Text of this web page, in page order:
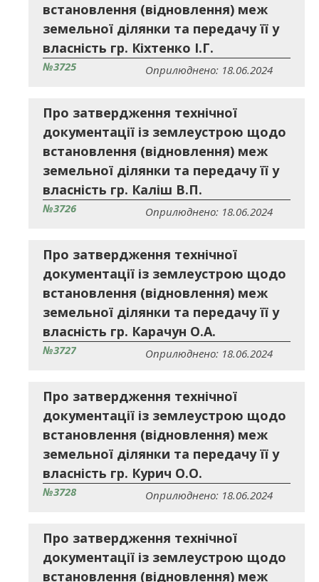
встановлення (відновлення) меж
земельної ділянки та передачу її у
власність гр. Кіхтенко І.Г.
№3725 Оприлюднено: 18.06.2024
Про затвердження технічної
документації із землеустрою щодо
встановлення (відновлення) меж
земельної ділянки та передачу її у
власність гр. Каліш В.П.
№3726 Оприлюднено: 18.06.2024
Про затвердження технічної
документації із землеустрою щодо
встановлення (відновлення) меж
земельної ділянки та передачу її у
власність гр. Карачун О.А.
№3727 Оприлюднено: 18.06.2024
Про затвердження технічної
документації із землеустрою щодо
встановлення (відновлення) меж
земельної ділянки та передачу її у
власність гр. Курич О.О.
№3728 Оприлюднено: 18.06.2024
Про затвердження технічної
документації із землеустрою щодо
встановлення (відновлення) меж